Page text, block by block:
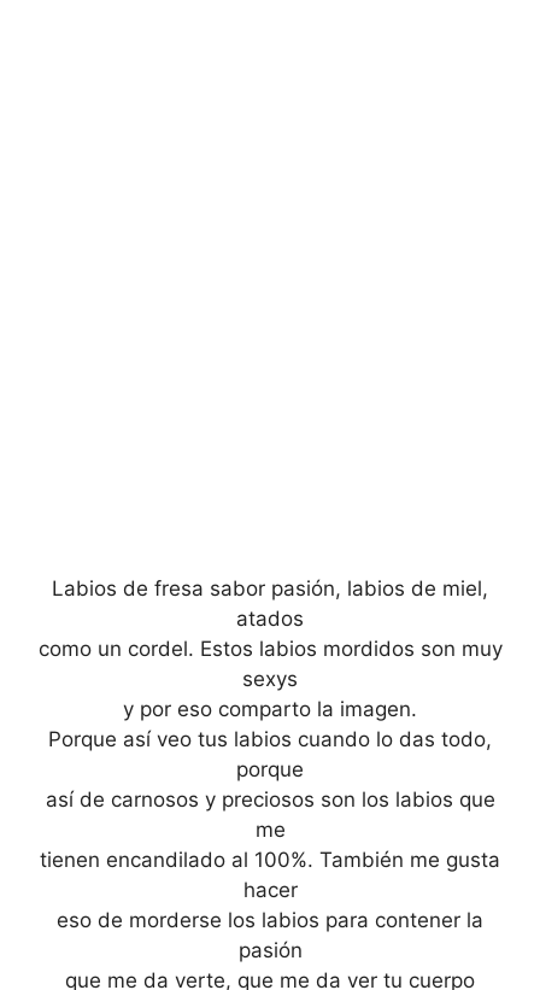
Labios de fresa sabor pasión, labios de miel,
atados
como un cordel. Estos labios mordidos son muy
sexys
y por eso comparto la imagen.
Porque así veo tus labios cuando lo das todo,
porque
así de carnosos y preciosos son los labios que
me
tienen encandilado al 100%. También me gusta
hacer
eso de morderse los labios para contener la
pasión
que me da verte, que me da ver tu cuerpo